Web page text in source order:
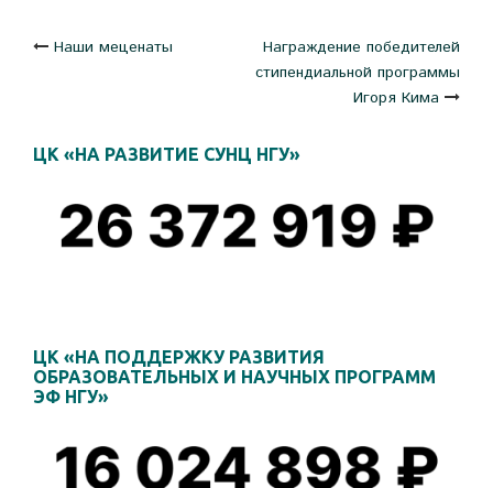
Навигация
записям
Наши меценаты
Награждение победителей
стипендиальной программы
Игоря Кима
ЦК «НА РАЗВИТИЕ СУНЦ НГУ»
ЦК «НА ПОДДЕРЖКУ РАЗВИТИЯ
ОБРАЗОВАТЕЛЬНЫХ И НАУЧНЫХ ПРОГРАММ
ЭФ НГУ»